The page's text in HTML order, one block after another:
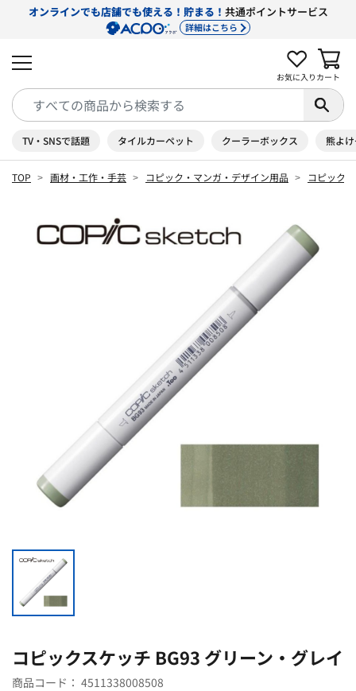
オンラインでも店舗でも使える！貯まる！ 共通ポイントサービス
詳細はこちら
お気に入り カート
TV・SNSで話題 タイルカーペット クーラーボックス 熊よ
TOP 画材・工作・手芸 コピック・マンガ・デザイン用品 コピック
コピックスケッチ BG93 グリーン・グレイ
商品コード： 4511338008508